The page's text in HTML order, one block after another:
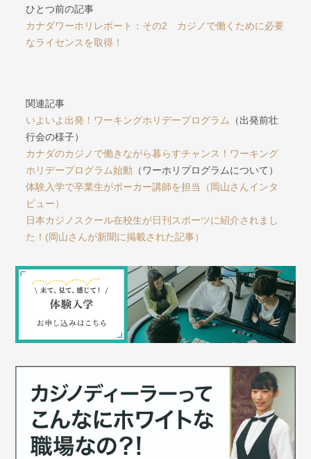
ひとつ前の記事
カナダワーホリレポート：その2 カジノで働くために必要
なライセンスを取得！
関連記事
いよいよ出発！ワーキングホリデープログラム
（出発前壮
行会の様子）
カナダのカジノで働きながら暮らすチャンス！ワーキング
ホリデープログラム始動 （ワーホリプログラムについて）
体験入学で卒業生がポーカー講師を担当（岡山さんインタ
ビュー）
日本カジノスクール在校生が日刊スポーツに紹介されまし
た！(岡山さんが新聞に掲載された記事）